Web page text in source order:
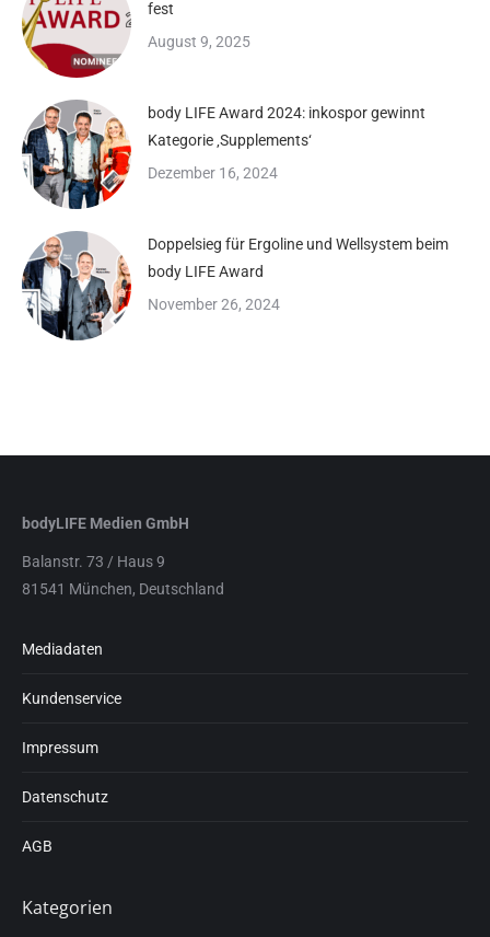
fest
August 9, 2025
body LIFE Award 2024: inkospor gewinnt
Kategorie ‚Supplements‘
Dezember 16, 2024
Doppelsieg für Ergoline und Wellsystem beim
body LIFE Award
November 26, 2024
bodyLIFE Medien GmbH
Balanstr. 73 / Haus 9
81541 München, Deutschland
Mediadaten
Kundenservice
Impressum
Datenschutz
AGB
Kategorien